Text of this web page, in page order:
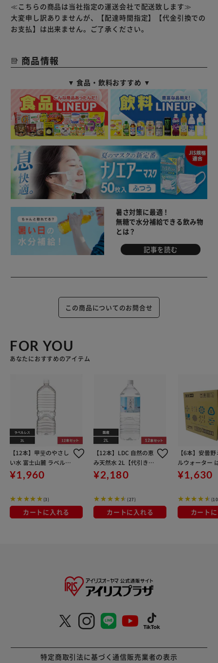
≪こちらの商品は当社指定の運送会社で配送致します≫
大変申し訳ありませんが、【配達時間指定】【代金引換での
お支払】は出来ません。ご了承ください。
商品情報
▼ 食品・飲料おすすめ ▼
暑さ対策に最適！
無糖で水分補給できる飲み物
とは？
記事を読む
この商品についてのお問合せ
FOR YOU
あなたにおすすめのアイテム
【12本】甲斐のやさし
い水 富士山麓 ラベルレ
ス 【代引き不可】
¥1,960
(3)
カートに入れる
【12本】LDC 自然の恵
み天然水 2L【代引き不
可】
¥2,180
(27)
カートに入れる
【6本】安曇
ルウォーター
2L 【代引き不
¥1,630
カート
特定商取引法に基づく通信販売業者の表示